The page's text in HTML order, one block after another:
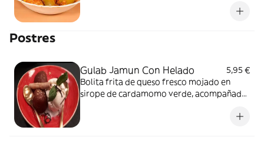
Postres
Gulab Jamun Con Helado
5,95 €
Bolita frita de queso fresco mojado en
sirope de cardamomo verde, acompañado